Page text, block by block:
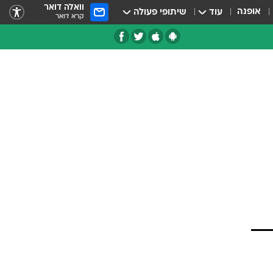
אופנה עוד שיתופי פעולה וואלה דואר
קרא דואר